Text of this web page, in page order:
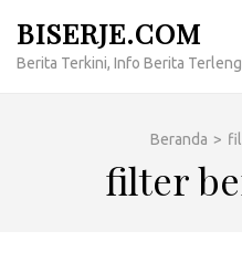
konten
BISERJE.COM
Berita Terkini, Info Berita
Beranda >
filter